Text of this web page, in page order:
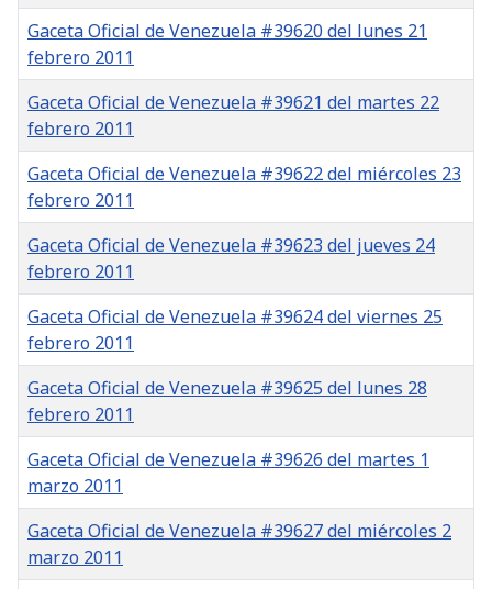
Gaceta Oficial de Venezuela #39620 del lunes 21
febrero 2011
Gaceta Oficial de Venezuela #39621 del martes 22
febrero 2011
Gaceta Oficial de Venezuela #39622 del miércoles 23
febrero 2011
Gaceta Oficial de Venezuela #39623 del jueves 24
febrero 2011
Gaceta Oficial de Venezuela #39624 del viernes 25
febrero 2011
Gaceta Oficial de Venezuela #39625 del lunes 28
febrero 2011
Gaceta Oficial de Venezuela #39626 del martes 1
marzo 2011
Gaceta Oficial de Venezuela #39627 del miércoles 2
marzo 2011